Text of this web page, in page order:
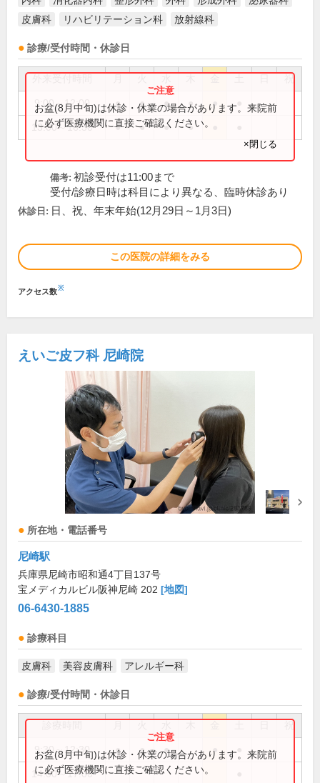
皮膚科
リハビリテーション科 放射線科
診療/受付時間・休診日
祝
9:00～12:00 ● ● ● ● ●
13:00～16:30 ● ● ● ●
お盆(8月中旬)は休診・休業の場合があります。来院前
に必ず医療機関に直接ご確認ください。
×閉じる
備考: 初診受付は11:00まで
受付/診療日時は科目により異なる、臨時休診あり
休診日: 日、祝、年末年始(12月29日～1月3日)
この医院の詳細をみる
アクセス数※
えいご皮フ科 尼崎院
所在地・電話番号
尼崎駅
兵庫県尼崎市昭和通4丁目137号
宝メディカルビル阪神尼崎 202 [地図]
06-6430-1885
診療科目
皮膚科 美容皮膚科 アレルギー科
診療/受付時間・休診日
祝
9:30～12:30 ● ● ● ●
14:00～17:00
お盆(8月中旬)は休診・休業の場合があります。来院前
に必ず医療機関に直接ご確認ください。